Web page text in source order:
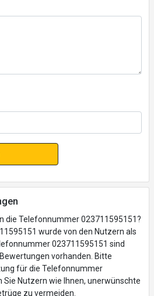
die Telefonnummer 023711595151?
wurde von den Nutzern als
023711595151 sind
vorhanden. Bitte
für die Telefonnummer
Nutzern wie Ihnen, unerwünschte
zu vermeiden.